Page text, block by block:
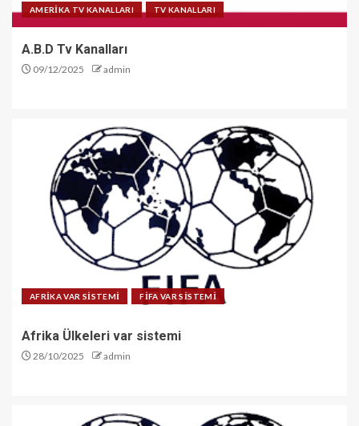
AMERİKA TV KANALLARI TV KANALLARI
A.B.D Tv Kanalları
09/12/2025 admin
AFRİKA VAR SİSTEMİ FİFA VAR SİSTEMİ
Afrika Ülkeleri var sistemi
28/10/2025 admin